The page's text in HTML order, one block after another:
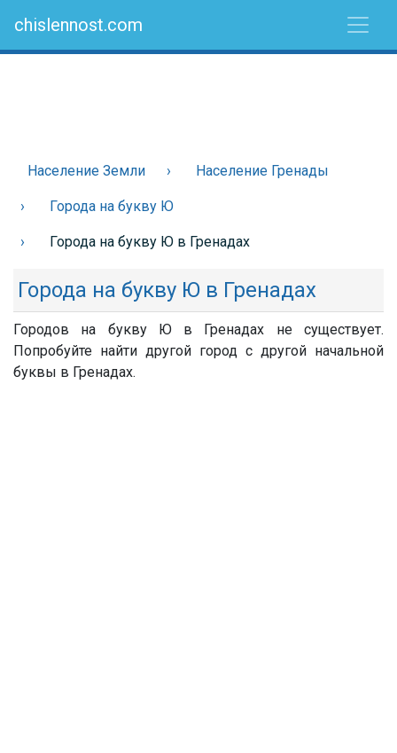
chislennost.com
Население Земли Население Гренады
Города на букву Ю
Города на букву Ю в Гренадах
Города на букву Ю в Гренадах
Городов на букву Ю в Гренадах не существует.
Попробуйте найти другой город с другой начальной
буквы в Гренадах.